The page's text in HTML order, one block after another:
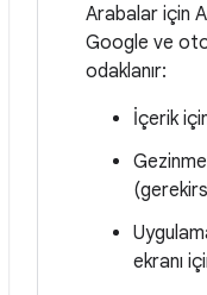
Arabalar için
Google ve
odaklanır:
İçerik
ekranı